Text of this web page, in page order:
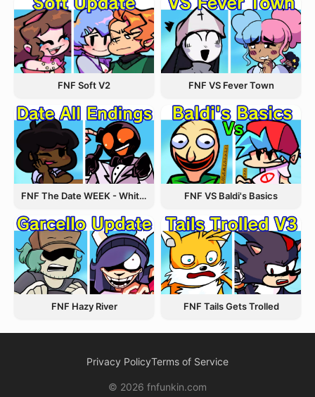
FNF Soft V2 FNF VS Fever Town
FNF The Date WEEK - Whitty and Carol FNF VS Baldi's Basics
FNF Hazy River FNF Tails Gets Trolled
Privacy PolicyTerms of Service
© 2026 fnfunkin.com